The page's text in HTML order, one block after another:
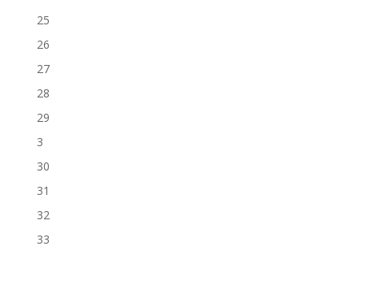
25
26
27
28
29
3
30
31
32
33